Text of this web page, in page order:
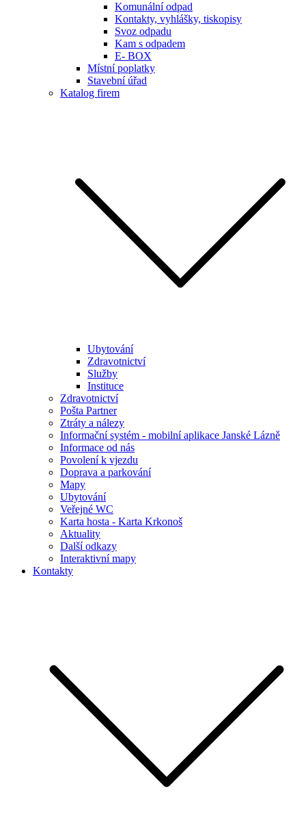
Komunální odpad
Kontakty, vyhlášky, tiskopisy
Svoz odpadu
Kam s odpadem
E- BOX
Místní poplatky
Stavební úřad
Katalog firem
Ubytování
Zdravotnictví
Služby
Instituce
Zdravotnictví
Pošta Partner
Ztráty a nálezy
Informační systém - mobilní aplikace Janské Lázně
Informace od nás
Povolení k vjezdu
Doprava a parkování
Mapy
Ubytování
Veřejné WC
Karta hosta - Karta Krkonoš
Aktuality
Další odkazy
Interaktivní mapy
Kontakty